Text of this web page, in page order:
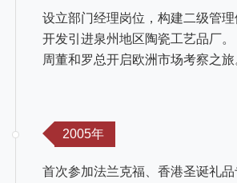
设立部门经理岗位，构建二级管理
开发引进泉州地区陶瓷工艺品厂。
周董和罗总开启欧洲市场考察之旅
2005年
首次参加法兰克福、香港圣诞礼品